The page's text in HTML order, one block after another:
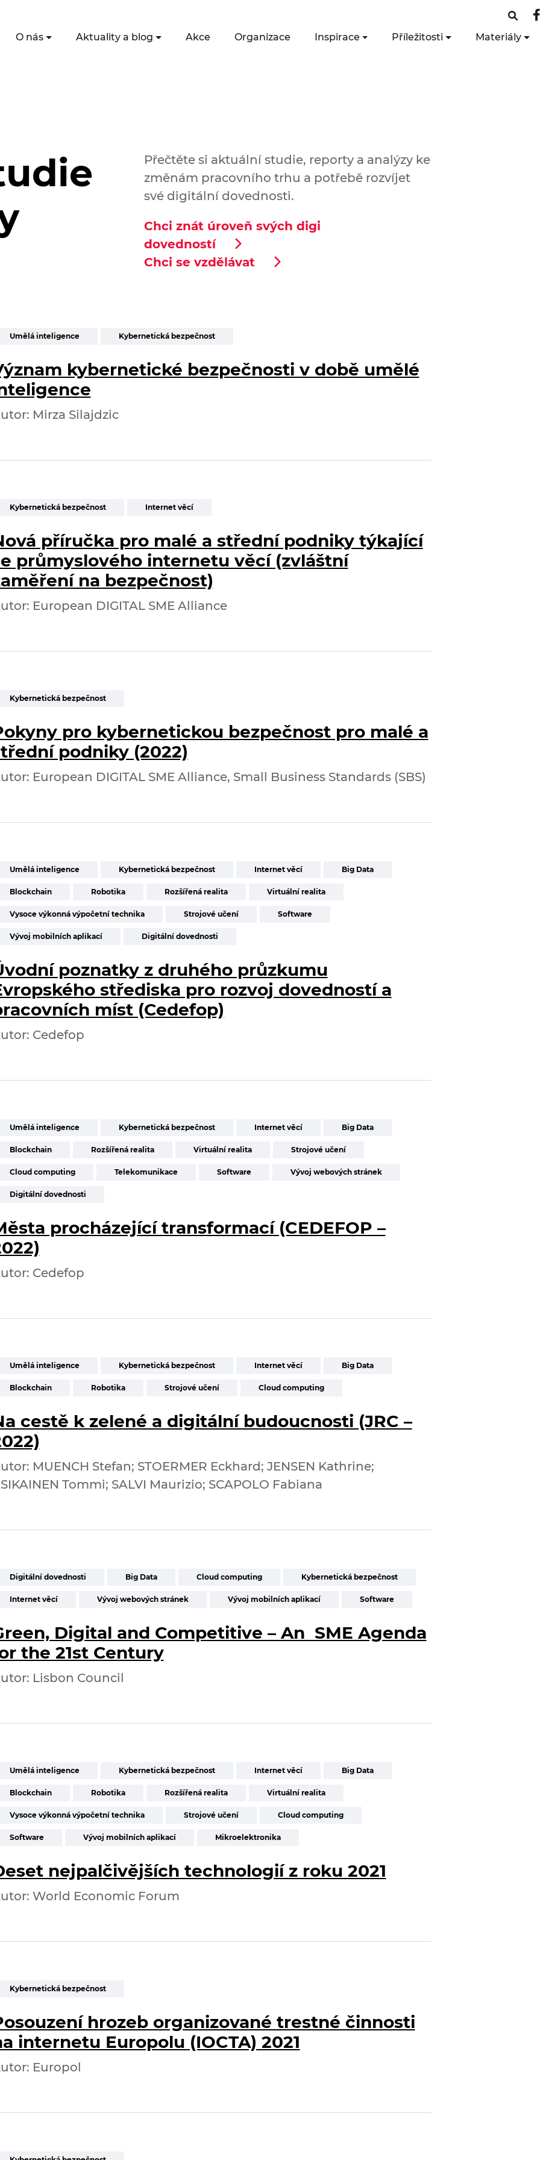
O nás Aktuality a blog Akce Organizace Inspirace Příležitosti Materiály
Přečtěte si aktuální studie, reporty a analýzy ke
změnám pracovního trhu a potřebě rozvíjet
své digitální dovednosti.
Chci znát úroveň svých digi
dovedností
Chci se vzdělávat
Umělá inteligence Kybernetická bezpečnost
kybernetické bezpečnosti v době umělé
Mirza Silajdzic
Kybernetická bezpečnost Internet věcí
příručka pro malé a střední podniky týkající
průmyslového internetu věcí (zvláštní
na bezpečnost)
European DIGITAL SME Alliance
Kybernetická bezpečnost
pro kybernetickou bezpečnost pro malé a
podniky (2022)
European DIGITAL SME Alliance, Small Business Standards (SBS)
Umělá inteligence Kybernetická bezpečnost Internet věcí Big Data
Blockchain Robotika Rozšířená realita Virtuální realita
Vysoce výkonná výpočetní technika Strojové učení Software
Vývoj mobilních aplikací Digitální dovednosti
poznatky z druhého průzkumu
střediska pro rozvoj dovedností a
míst (Cedefop)
Cedefop
Umělá inteligence Kybernetická bezpečnost Internet věcí Big Data
Blockchain Rozšířená realita Virtuální realita Strojové učení
Cloud computing Telekomunikace Software Vývoj webových stránek
Digitální dovednosti
procházející transformací (CEDEFOP –
Cedefop
Umělá inteligence Kybernetická bezpečnost Internet věcí Big Data
Blockchain Robotika Strojové učení Cloud computing
cestě k zelené a digitální budoucnosti (JRC –
MUENCH Stefan; STOERMER Eckhard; JENSEN Kathrine;
Tommi; SALVI Maurizio; SCAPOLO Fabiana
Digitální dovednosti Big Data Cloud computing Kybernetická bezpečnost
Internet věcí Vývoj webových stránek Vývoj mobilních aplikací Software
Digital and Competitive – An SME Agenda
the 21st Century
Lisbon Council
Umělá inteligence Kybernetická bezpečnost Internet věcí Big Data
Blockchain Robotika Rozšířená realita Virtuální realita
Vysoce výkonná výpočetní technika Strojové učení Cloud computing
Software Vývoj mobilních aplikací Mikroelektronika
nejpalčivějších technologií z roku 2021
World Economic Forum
Kybernetická bezpečnost
hrozeb organizované trestné činnosti
internetu Europolu (IOCTA) 2021
Europol